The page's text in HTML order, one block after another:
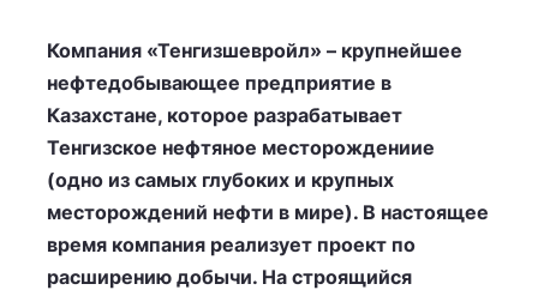
Компания «Тенгизшевройл» – крупнейшее
нефтедобывающее предприятие в
Казахстане, которое разрабатывает
Тенгизское нефтяное месторождениие
(одно из самых глубоких и крупных
месторождений нефти в мире). В настоящее
время компания реализует проект по
расширению добычи. На строящийся